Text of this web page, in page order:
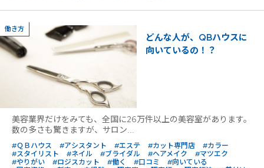
働き方
どんな人が、QBハウスに
向いているの！？
美容業界だけをみても、全国に26万件以上の美容室があります。
数の多さも驚きますが、サロン...
#ＱＢハウス #アシスタント #エステ #カット専門店
#カラー
#スタイリスト
#ネイル #ブライダル #ヘアメイク
#マツエク
#やりがい
#ロジスカット #働く #口コミ
#向いている